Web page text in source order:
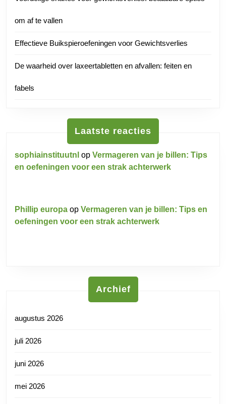
om af te vallen
Effectieve Buikspieroefeningen voor Gewichtsverlies
De waarheid over laxeertabletten en afvallen: feiten en
fabels
Laatste reacties
sophiainstituutnl op Vermageren van je billen: Tips
en oefeningen voor een strak achterwerk
Phillip europa op Vermageren van je billen: Tips en
oefeningen voor een strak achterwerk
Archief
augustus 2026
juli 2026
juni 2026
mei 2026